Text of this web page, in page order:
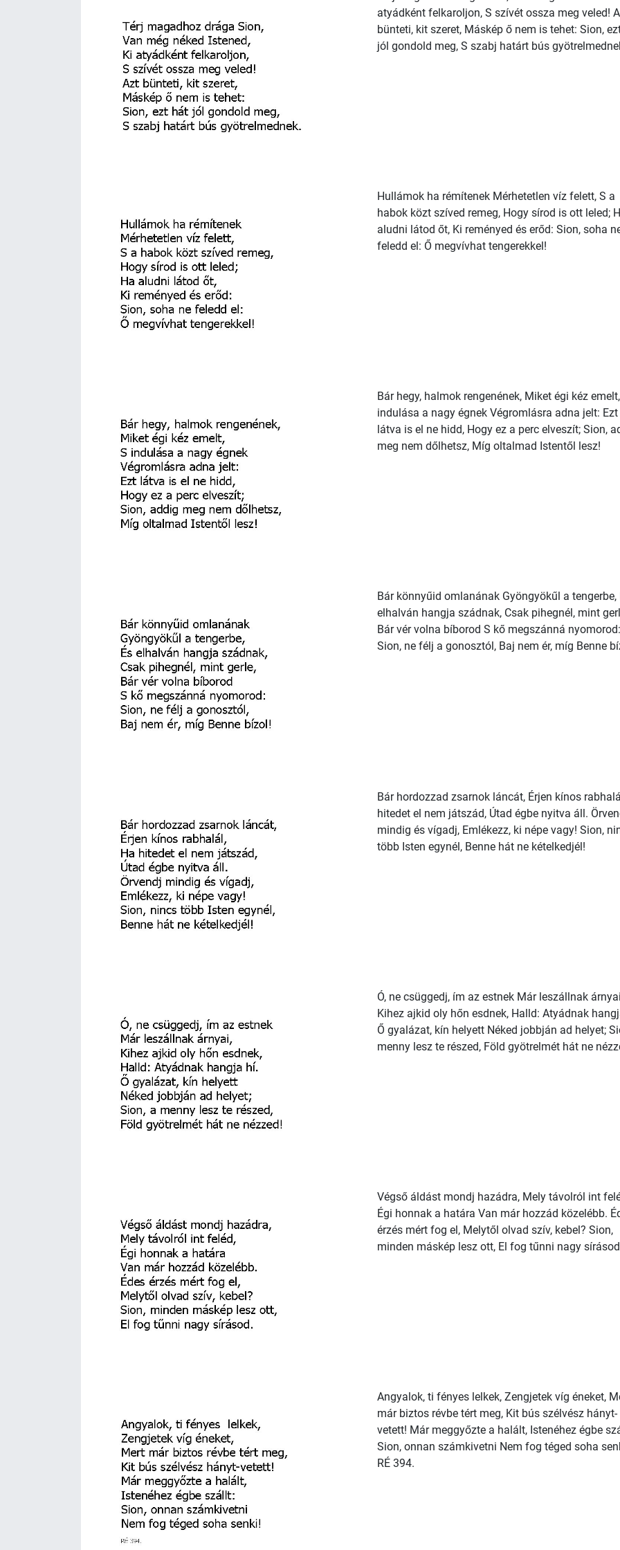
atyádként felkaroljon, S szívét ossza meg veled!
bünteti, kit szeret, Máskép ő nem is tehet: Sion,
jól gondold meg, S szabj határt bús
Hullámok ha rémítenek Mérhetetlen víz felett, S a
habok közt szíved remeg, Hogy sírod is ott leled;
aludni látod őt, Ki reményed és erőd: Sion, soha
feledd el: Ő megvívhat tengerekkel!
Bár hegy, halmok rengenének, Miket égi kéz
indulása a nagy égnek Végromlásra adna jelt: Ezt
látva is el ne hidd, Hogy ez a perc elveszít; Sion,
meg nem dőlhetsz, Míg oltalmad Istentől lesz!
Bár könnyűid omlanának Gyöngyökűl a tengerbe,
elhalván hangja szádnak, Csak pihegnél, mint
Bár vér volna bíborod S kő megszánná nyomorod:
Sion, ne félj a gonosztól, Baj nem ér, míg Benne
Bár hordozzad zsarnok láncát, Érjen kínos
hitedet el nem játszád, Útad égbe nyitva áll.
mindig és vígadj, Emlékezz, ki népe vagy! Sion,
több Isten egynél, Benne hát ne kételkedjél!
Ó, ne csüggedj, ím az estnek Már leszállnak
Kihez ajkid oly hőn esdnek, Halld: Atyádnak
Ő gyalázat, kín helyett Néked jobbján ad helyet;
menny lesz te részed, Föld gyötrelmét hát ne
Végső áldást mondj hazádra, Mely távolról int
Égi honnak a határa Van már hozzád közelébb.
érzés mért fog el, Melytől olvad szív, kebel? Sion,
minden máskép lesz ott, El fog tűnni nagy
Angyalok, ti fényes lelkek, Zengjetek víg éneket,
már biztos révbe tért meg, Kit bús szélvész hányt-
vetett! Már meggyőzte a halált, Istenéhez égbe
Sion, onnan számkivetni Nem fog téged soha
RÉ 394.